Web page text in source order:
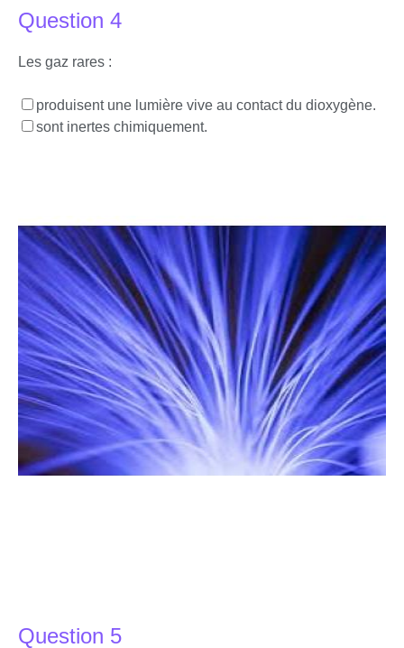
Question 4
Les gaz rares :
produisent une lumière vive au contact du dioxygène.
sont inertes chimiquement.
Question 5